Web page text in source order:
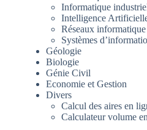
Informatique
Intelligence
Réseaux informatique
Systèmes
Géologie
Biologie
Génie Civil
Economie et Gestion
Divers
Calcul des aires en
Calculateur volume